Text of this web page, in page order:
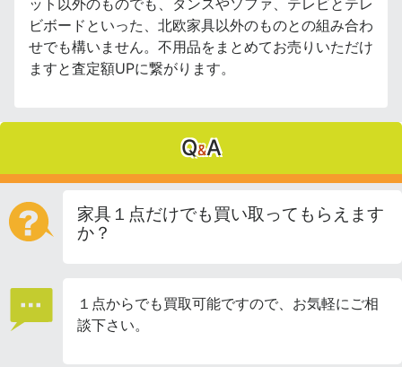
ット以外のものでも、タンスやソファ、テレビとテレ
ビボードといった、北欧家具以外のものとの組み合わ
せでも構いません。不用品をまとめてお売りいただけ
ますと査定額UPに繋がります。
Q&A
家具１点だけでも買い取ってもらえます
か？
１点からでも買取可能ですので、お気軽にご相
談下さい。